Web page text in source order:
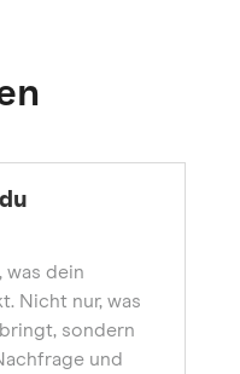
was dein
Nicht nur, was
sondern
und